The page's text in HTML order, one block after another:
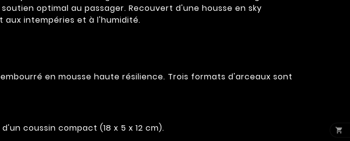
optimal au passager. Recouvert d'une housse en sky
intempéries et à l'humidité.
en mousse haute résilience. Trois formats d'arceaux sont
coussin compact (18 x 5 x 12 cm). 